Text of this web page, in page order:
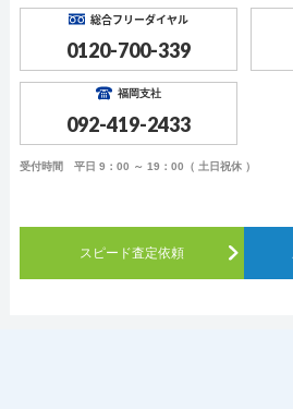
総合フリーダイヤル
0120-700-339
福岡支社
092-419-2433
受付時間 平日 9：00 ～ 19：00（ 土日祝休 ）
スピード査定依頼